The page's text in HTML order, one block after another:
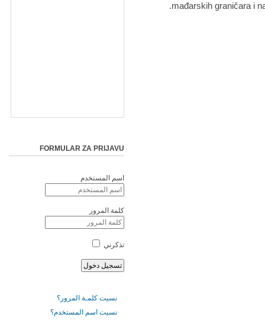
mađarskih graničara i
FORMULAR ZA PRIJAVU
اسم المستخدم
كلمة المرور
تذكرني
نسيت كلمـة المرور؟
نسيت اسم المستخدم؟